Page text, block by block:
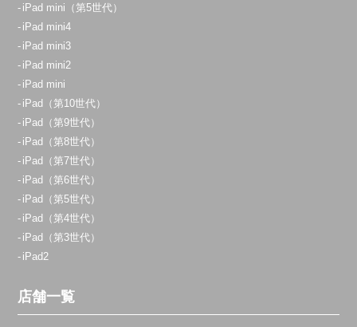
iPad mini（第5世代）
iPad mini4
iPad mini3
iPad mini2
iPad mini
iPad（第10世代）
iPad（第9世代）
iPad（第8世代）
iPad（第7世代）
iPad（第6世代）
iPad（第5世代）
iPad（第4世代）
iPad（第3世代）
iPad2
店舗一覧